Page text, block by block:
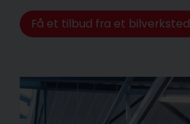
Få et tilbud fra et bilverksted